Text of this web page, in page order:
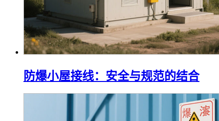
防爆小屋接线：安全与规范的结合